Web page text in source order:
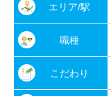
エリア/駅
職種
こだわり